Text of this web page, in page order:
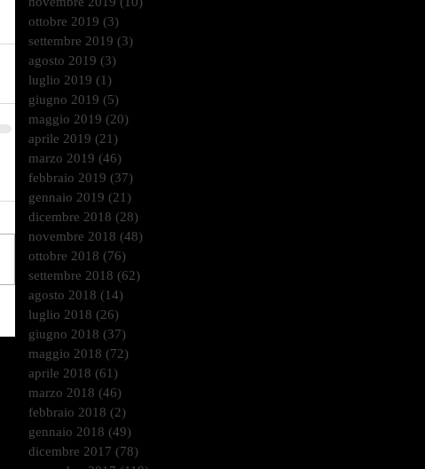
ottobre 2019 (3)
settembre 2019 (3)
agosto 2019 (3)
luglio 2019 (1)
giugno 2019 (5)
maggio 2019 (20)
aprile 2019 (21)
marzo 2019 (46)
febbraio 2019 (37)
gennaio 2019 (21)
dicembre 2018 (28)
novembre 2018 (48)
ottobre 2018 (76)
settembre 2018 (62)
agosto 2018 (14)
luglio 2018 (26)
giugno 2018 (37)
maggio 2018 (72)
aprile 2018 (61)
marzo 2018 (46)
febbraio 2018 (2)
gennaio 2018 (49)
dicembre 2017 (78)